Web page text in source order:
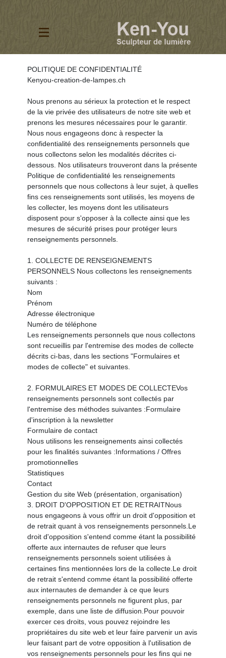
POLITIQUE DE CONFIDENTIALITÉ
Kenyou-creation-de-lampes.ch
Nous prenons au sérieux la protection et le respect
de la vie privée des utilisateurs de notre site web et
prenons les mesures nécessaires pour le garantir.
Nous nous engageons donc à respecter la
confidentialité des renseignements personnels que
nous collectons selon les modalités décrites ci-
dessous. Nos utilisateurs trouveront dans la présente
Politique de confidentialité les renseignements
personnels que nous collectons à leur sujet, à quelles
fins ces renseignements sont utilisés, les moyens de
les collecter, les moyens dont les utilisateurs
disposent pour s'opposer à la collecte ainsi que les
mesures de sécurité prises pour protéger leurs
renseignements personnels.
1. COLLECTE DE RENSEIGNEMENTS
PERSONNELS Nous collectons les renseignements
suivants :
Nom
Prénom
Adresse électronique
Numéro de téléphone
Les renseignements personnels que nous collectons
sont recueillis par l'entremise des modes de collecte
décrits ci-bas, dans les sections "Formulaires et
modes de collecte" et suivantes.
2. FORMULAIRES ET MODES DE COLLECTEVos
renseignements personnels sont collectés par
l'entremise des méthodes suivantes :Formulaire
d'inscription à la newsletter
Formulaire de contact
Nous utilisons les renseignements ainsi collectés
pour les finalités suivantes :Informations / Offres
promotionnelles
Statistiques
Contact
Gestion du site Web (présentation, organisation)
3. DROIT D'OPPOSITION ET DE RETRAITNous
nous engageons à vous offrir un droit d'opposition et
de retrait quant à vos renseignements personnels.Le
droit d'opposition s'entend comme étant la possibilité
offerte aux internautes de refuser que leurs
renseignements personnels soient utilisées à
certaines fins mentionnées lors de la collecte.Le droit
de retrait s'entend comme étant la possibilité offerte
aux internautes de demander à ce que leurs
renseignements personnels ne figurent plus, par
exemple, dans une liste de diffusion.Pour pouvoir
exercer ces droits, vous pouvez rejoindre les
propriétaires du site web et leur faire parvenir un avis
leur faisant part de votre opposition à l'utilisation de
vos renseignements personnels pour les fins qui ne